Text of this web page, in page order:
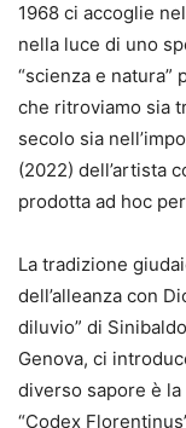
1968 ci accoglie
nella luce di uno
“scienza e
che ritroviamo sia
secolo sia
(2022) dell’artista
prodotta ad hoc
La tradizione
dell’alleanza con
diluvio” di
Genova, ci
diverso sapore è
“Codex